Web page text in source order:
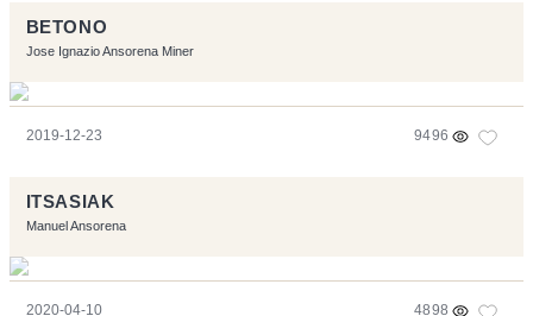
BETONO
Jose Ignazio Ansorena Miner
2019-12-23 9496
ITSASIAK
Manuel Ansorena
2020-04-10 4898